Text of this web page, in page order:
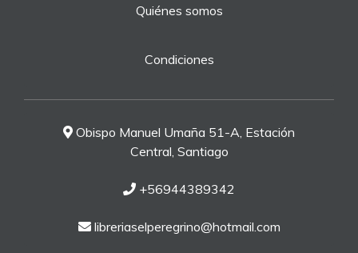
Quiénes somos
Condiciones
Obispo Manuel Umaña 51-A, Estación
Central, Santiago
+56944389342
libreriaselperegrino@hotmail.com